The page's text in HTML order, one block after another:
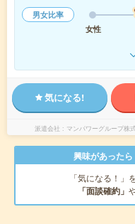
男女比率
女性
気になる!
派遣会社 マンパワーグループ株
興味があった
「気になる！」
「面談確約」